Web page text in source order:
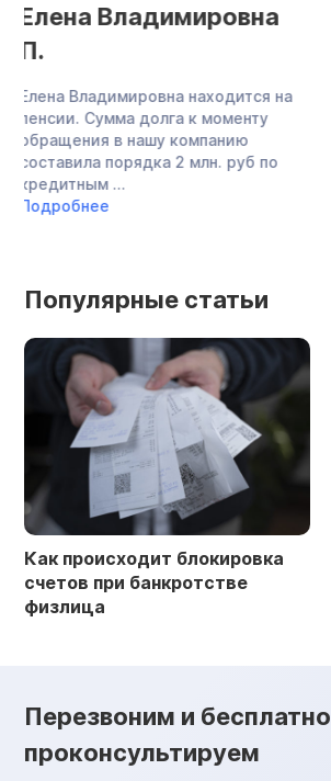
Галина Сергеевна З.
Галина Сергеевна занималась
материалов и их поставкой
крупным поставщикам. Так
случилось, что знакомая женщины
фактически стала ее кредитором,
...
Подробнее
Популярные статьи
Как происходит блокировка
счетов при банкротстве
физлица
Перезвоним и бесплатно
проконсультируем